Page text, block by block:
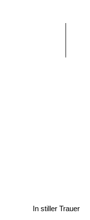
In stiller Trauer